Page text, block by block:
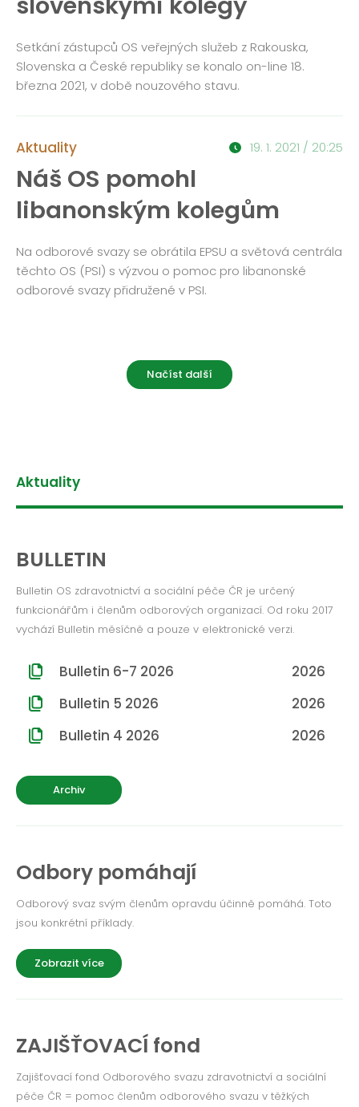
Setkání zástupců OS veřejných služeb z Rakouska,
Slovenska a České republiky se konalo on-line 18.
března 2021, v době nouzového stavu.
Aktuality 19. 1. 2021 / 20:25
Náš OS pomohl
libanonským kolegům
Na odborové svazy se obrátila EPSU a světová centrála
těchto OS (PSI) s výzvou o pomoc pro libanonské
odborové svazy přidružené v PSI.
Načíst další
Aktuality
BULLETIN
Bulletin OS zdravotnictví a sociální péče ČR je určený
funkcionářům i členům odborových organizací. Od roku 2017
vychází Bulletin měsíčně a pouze v elektronické verzi.
Bulletin 6-7 2026
2026
Bulletin 5 2026
2026
Bulletin 4 2026
2026
Archiv
Odbory pomáhají
Odborový svaz svým členům opravdu účinně pomáhá. Toto
jsou konkrétní příklady.
Zobrazit více
ZAJIŠŤOVACÍ fond
Zajišťovací fond Odborového svazu zdravotnictví a sociální
péče ČR = pomoc členům odborového svazu v těžkých